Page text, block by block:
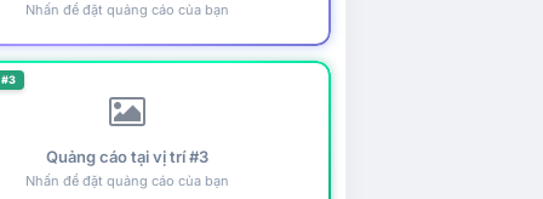
Nhấn để đặt quảng cáo của bạn
Quảng cáo tại vị trí #3
Nhấn để đặt quảng cáo của bạn